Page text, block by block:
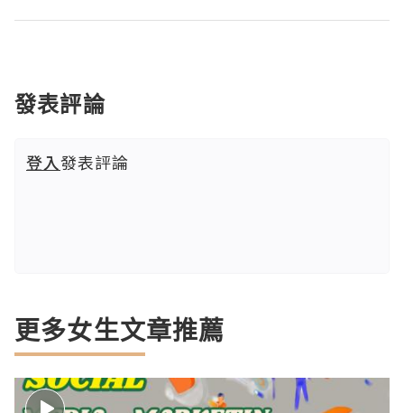
發表評論
登入發表評論
更多女生文章推薦